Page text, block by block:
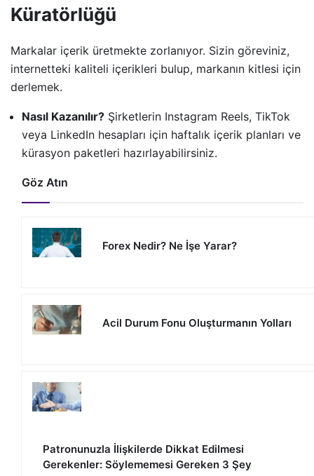
Küratörlüğü
Markalar içerik üretmekte zorlanıyor. Sizin göreviniz,
internetteki kaliteli içerikleri bulup, markanın kitlesi için
derlemek.
Nasıl Kazanılır? Şirketlerin Instagram Reels, TikTok
veya LinkedIn hesapları için haftalık içerik planları ve
kürasyon paketleri hazırlayabilirsiniz.
Göz Atın
Forex Nedir? Ne İşe Yarar?
Acil Durum Fonu Oluşturmanın Yolları
Patronunuzla İlişkilerde Dikkat Edilmesi
Gerekenler: Söylememesi Gereken 3 Şey